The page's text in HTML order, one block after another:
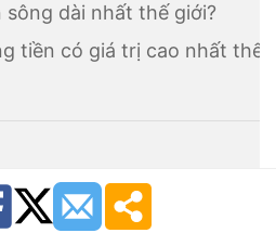
sông dài nhất thế giới?
tiền có giá trị cao nhất thế